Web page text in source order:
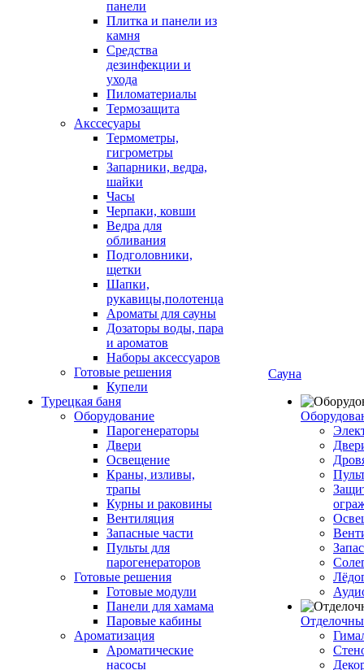
панели
Плитка и панели из
камня
Средства
дезинфекции и
ухода
Пиломатериалы
Термозащита
Аксcесуары
Термометры,
гигрометры
Запарники, ведра,
шайки
Часы
Черпаки, ковши
Ведра для
обливания
Подголовники,
щетки
Шапки,
рукавицы,полотенца
Ароматы для сауны
Дозаторы воды, пара
и ароматов
Наборы аксессуаров
Готовые решения
Купели
Турецкая баня
Оборудование
Парогенераторы
Двери
Освещение
Краны, изливы,
трапы
Курны и раковины
Вентиляция
Запасные части
Пульты для
парогенераторов
Готовые решения
Готовые модули
Панели для хамама
Паровые кабины
Ароматизация
Ароматические
насосы
Сауна